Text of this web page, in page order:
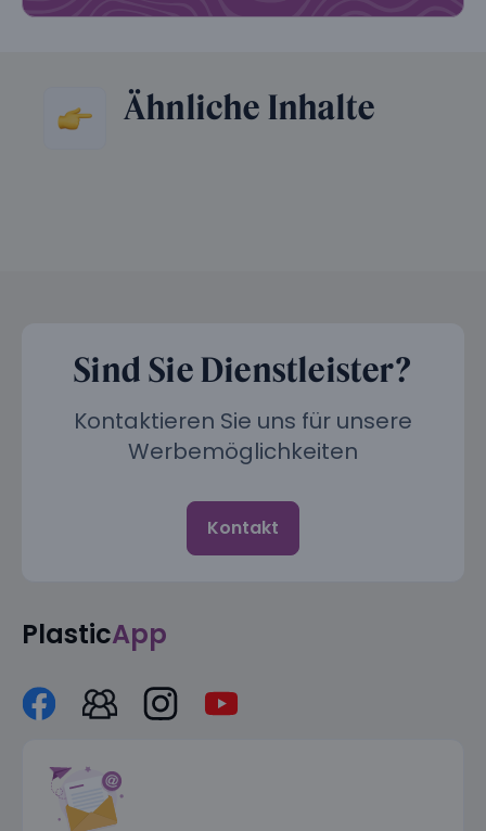
Ähnliche Inhalte
Sind Sie Dienstleister?
Kontaktieren Sie uns für unsere
Werbemöglichkeiten
Kontakt
PlasticApp